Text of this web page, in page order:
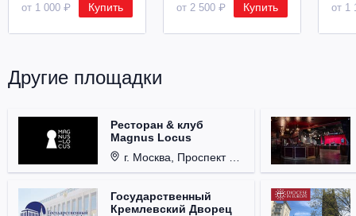
от 1 000 ₽ Купить от 2 500 ₽ Купить от 1
Другие площадки
Ресторан & клуб
Magnus Locus
г. Москва, Проспект Мира, д. 12, стр. 9.
Государственный
Кремлевский Дворец